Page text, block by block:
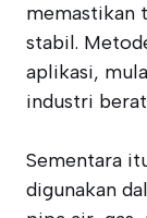
memastikan
stabil.
aplikasi,
industri
Sementara
digunakan